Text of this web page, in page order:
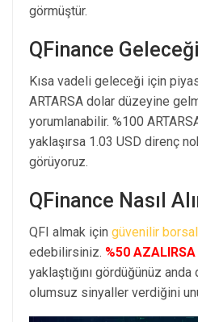
görmüştür.
QFinance Geleceği
Kısa vadeli geleceği için
ARTARSA dolar düzeyine
yorumlanabilir. %100
yaklaşırsa 1.03 USD direnç
görüyoruz.
QFinance Nasıl
QFI almak için güvenilir
edebilirsiniz. %50 AZALIRSA
yaklaştığını gördüğünüz
olumsuz sinyaller verdiğini